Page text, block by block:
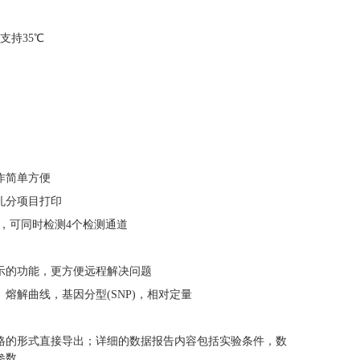
持35℃
简单方便
分项目打印
可同时检测4个检测通道
的功能，更方便远程解决问题
熔解曲线，基因分型(SNP)，相对定量
的形式直接导出；详细的数据报告内容包括实验条件，数